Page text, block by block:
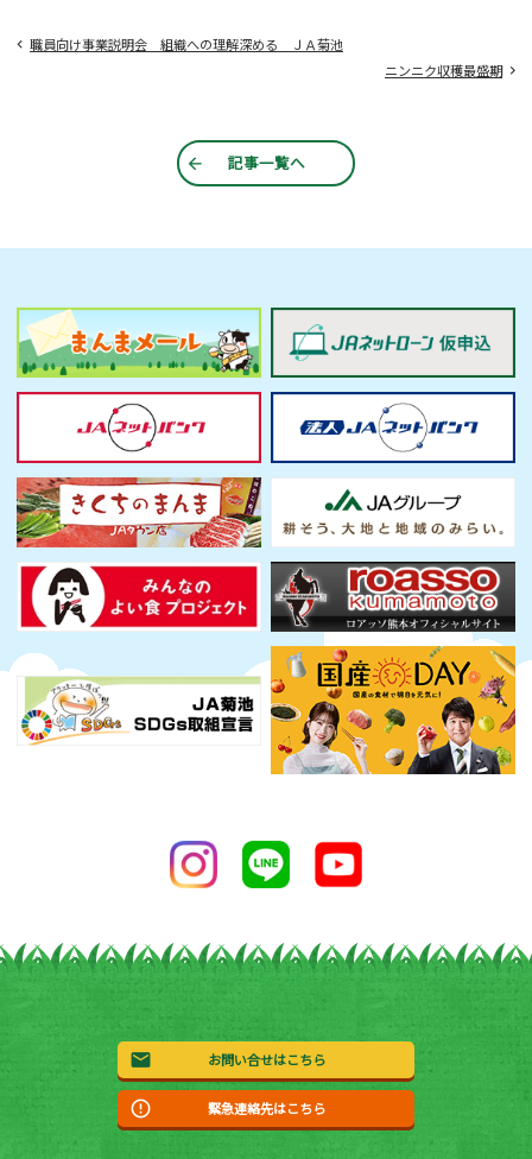
職員向け事業説明会 組織への理解深める ＪＡ菊池
ニンニク収穫最盛期
記事一覧へ
お問い合せはこちら
緊急連絡先はこちら